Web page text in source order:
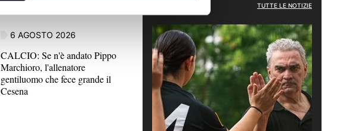
6 AGOSTO 2026
CALCIO: Se n'è andato Pippo
Marchioro, l'allenatore
gentiluomo che fece grande il
Cesena
TUTTE LE NOTIZIE